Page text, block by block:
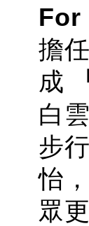
For
擔
成
「
白
步
怡
眾